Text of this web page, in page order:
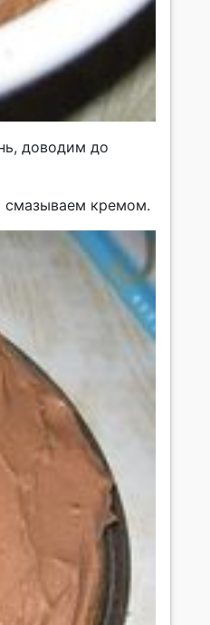
доводим до
смазываем кремом.